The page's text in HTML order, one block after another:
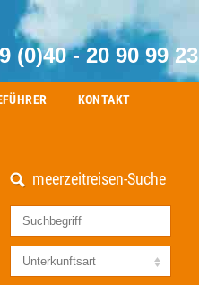
(0)40 - 20 90 99 23
KONTAKT
meerzeitreisen-Suche